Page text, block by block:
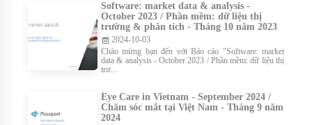
Software: market data & analysis -
October 2023 / Phần mềm: dữ liệu thị
trường & phân tích - Tháng 10 năm 2023
2024-10-03
Chào mừng bạn đến với Báo cáo "Software: market
data & analysis - October 2023 / Phần mềm: dữ liệu thị
trư...
Eye Care in Vietnam - September 2024 /
Chăm sóc mắt tại Việt Nam - Tháng 9 năm
2024